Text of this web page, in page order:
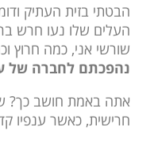
הבטתי בזית העתיק
העלים שלו נעו חרש
שורשי אני, כמה חרוץ
נהפכתם לחברה של
אתה באמת חושב כך?
חרישית, כאשר ענפיו